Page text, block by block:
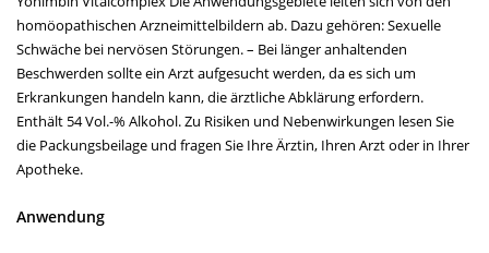
homöopathischen Arzneimittelbildern ab. Dazu gehören: Sexuelle
Schwäche bei nervösen Störungen. – Bei länger anhaltenden
Beschwerden sollte ein Arzt aufgesucht werden, da es sich um
Erkrankungen handeln kann, die ärztliche Abklärung erfordern.
Enthält 54 Vol.-% Alkohol. Zu Risiken und Nebenwirkungen lesen Sie
die Packungsbeilage und fragen Sie Ihre Ärztin, Ihren Arzt oder in Ihrer
Apotheke.
Anwendung